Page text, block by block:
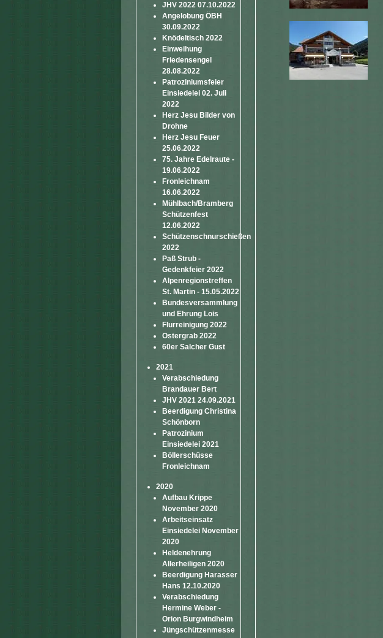
JHV 2022 07.10.2022
Angelobung ÖBH
30.09.2022
Knödeltisch 2022
Einweihung
Friedensengel
28.08.2022
Patroziniumsfeier
Einsiedelei 02. Juli
2022
Herz Jesu Bilder von
Drohne
Herz Jesu Feuer
25.06.2022
75. Jahre Edelraute -
19.06.2022
Fronleichnam
16.06.2022
Mühlbach/Bramberg
Schützenfest
12.06.2022
Schützenschnurschießen
2022
Paß Strub -
Gedenkfeier 2022
Alpenregionstreffen
St. Martin - 15.05.2022
Bundesversammlung
und Ehrung Lois
Flurreinigung 2022
Ostergrab 2022
60er Salcher Gust
2021
Verabschiedung
Brandauer Bert
JHV 2021 24.09.2021
Beerdigung Christina
Schönborn
Patrozinium
Einsiedelei 2021
Böllerschüsse
Fronleichnam
2020
Aufbau Krippe
November 2020
Arbeitseinsatz
Einsiedelei November
2020
Heldenehrung
Allerheiligen 2020
Beerdigung Harasser
Hans 12.10.2020
Verabschiedung
Hermine Weber -
Orion Burgwindheim
Jüngschützenmesse